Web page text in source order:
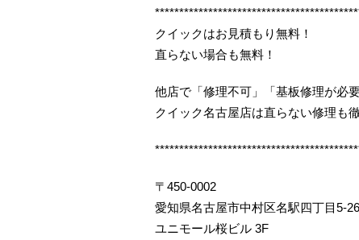
クイックはお見積もり無料！
直らない場合も無料！
他店で「修理不可」「基板修理が必
クイック名古屋店は直らない修理も
〒450-0002
愛知県名古屋市中村区名駅四丁目5-26
ユニモール桜ビル 3F